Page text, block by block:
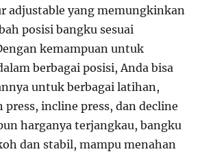
adjustable yang memungkinkan
posisi bangku sesuai
kemampuan untuk
berbagai posisi, Anda bisa
untuk berbagai latihan,
press, incline press, dan decline
harganya terjangkau, bangku
dan stabil, mampu menahan